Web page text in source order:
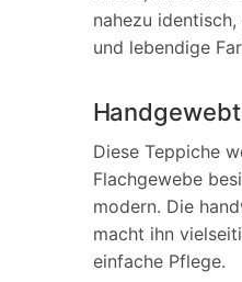
nahezu
und lebendige
Handgewebt
Diese Teppiche
Flachgewebe
modern. Die
macht ihn
einfache Pflege.